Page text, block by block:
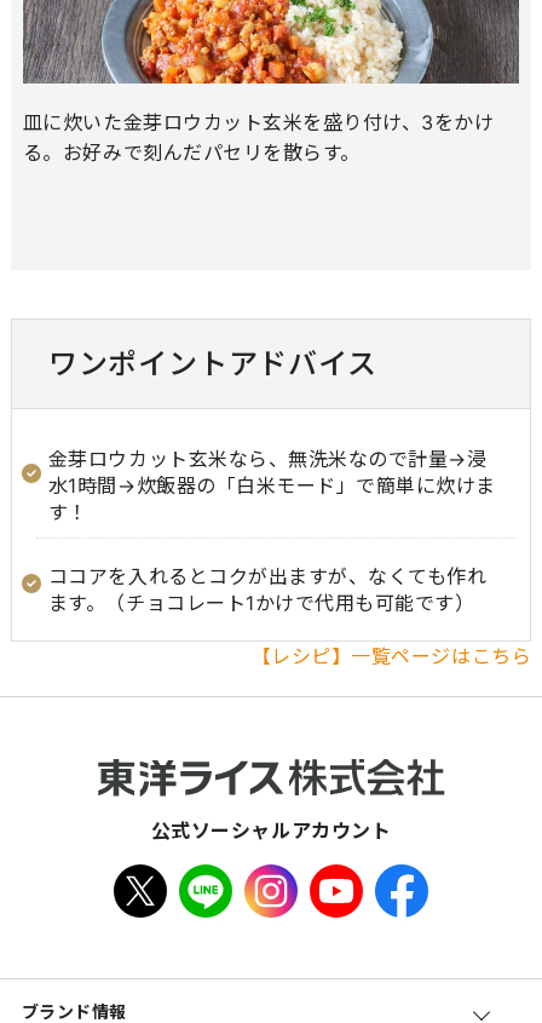
皿に炊いた金芽ロウカット玄米を盛り付け、3をかけ
る。お好みで刻んだパセリを散らす。
ワンポイントアドバイス
金芽ロウカット玄米なら、無洗米なので計量→浸
水1時間→炊飯器の「白米モード」で簡単に炊けま
す！
ココアを入れるとコクが出ますが、なくても作れ
ます。（チョコレート1かけで代用も可能です）
【レシピ】一覧ページはこちら
公式ソーシャルアカウント
ブランド情報